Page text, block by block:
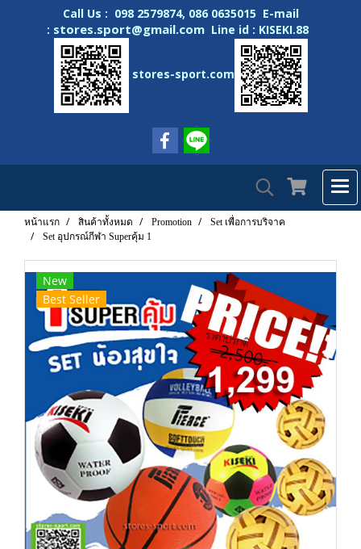
Call Us : 098 2579874, 086 0635015 E-mail
: stores.sport@gmail.com Line id : KISEKI.88
stores-sport.com
หน้าแรก สินค้าทั้งหมด Promotion
Set เพื่อการบริจาค
Set อุปกรณ์กีฬา Superคุ้ม 1
New
Best Seller